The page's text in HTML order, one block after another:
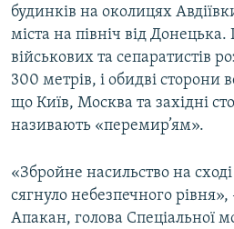
будинків на околицях
міста на північ від Донецька.
військових та сепаратистів
300 метрів, і обидві сторони
що Київ, Москва та західні
називають «перемир’ям».
«Збройне насильство на
сягнуло небезпечного
Апакан, голова Спеціальної